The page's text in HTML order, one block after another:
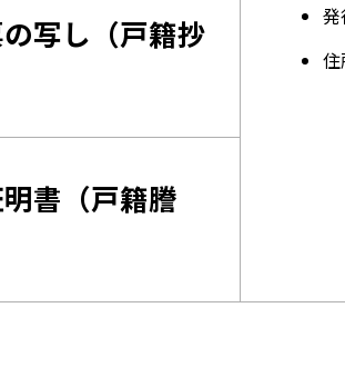
写し（戸籍抄
書（戸籍謄